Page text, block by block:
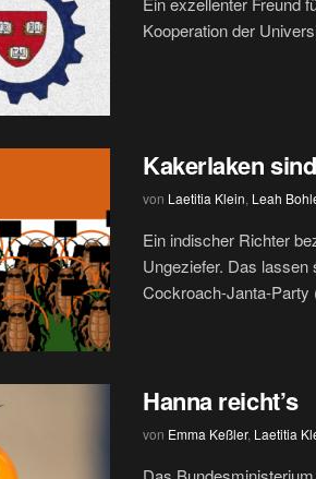
Kooperation der
Kakerlaken
von Laetitia Klein, Leah
Ein indischer Richter
Ungeziefer. Das
Hanna reicht’s
von Emma Keßler, Laetitia